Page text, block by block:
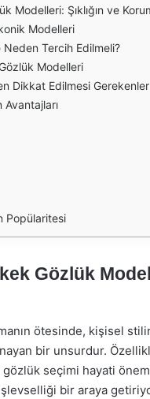
Modelleri: Şıklığın ve
Modelleri
Tercih Edilmeli?
Modelleri
Dikkat Edilmesi Gerekenler
Popülaritesi
Gözlük
ötesinde, kişisel stilin
bir unsurdur.
seçimi hayati
bir araya